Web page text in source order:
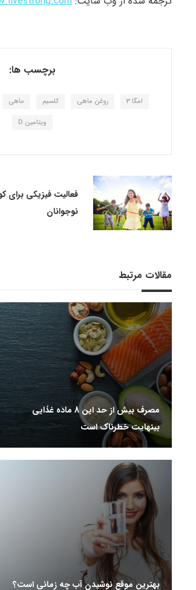
برچسب ها:
امگا 3 روغن ماهی کلسیم ماهی
ویتامین D
فعالیت فیزیکی برای
نوجوانان
مقالات مرتبط
مصرف بیش از حد این 8 ماده غذایی
بینهایت خطرناک است
بهترین موقع نوشیدن آب چه زمانی است؟